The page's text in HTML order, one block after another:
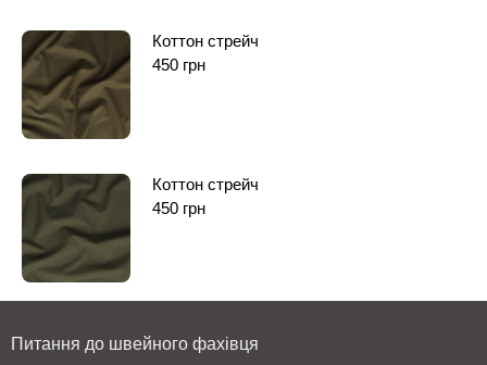
Коттон стрейч
450 грн
Коттон стрейч
450 грн
Питання до швейного фахівця